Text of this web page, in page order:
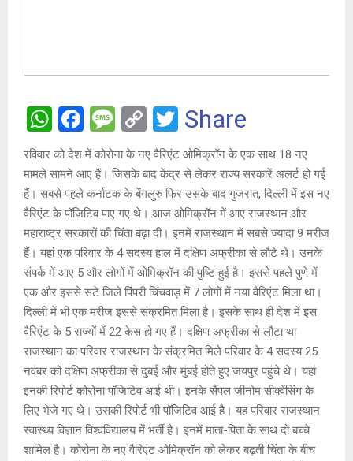
W
h
at
s
A
p
p
F
a
ce
b
o
o
k
M
es
s
a
g
e
C
o
py
Li
n
k
T
wi
tt
er
Share
रविवार को देश में कोरोना के नए वैरिएंट ओमिक्रॉन के एक साथ 18 नए
मामले सामने आए हैं। जिसके बाद केंद्र से लेकर राज्य सरकारें अलर्ट हो गई
हैं। सबसे पहले कर्नाटक के बेंगलुरु फिर उसके बाद गुजरात, दिल्ली में इस नए
वैरिएंट के पॉजिटिव पाए गए थे। आज ओमिक्रॉन में आए राजस्थान और
महाराष्ट्र सरकारों की चिंता बढ़ा दी। इनमें राजस्थान में सबसे ज्यादा 9 मरीज
हैं। यहां एक परिवार के 4 सदस्य हाल में दक्षिण अफ्रीका से लौटे थे। उनके
संपर्क में आए 5 और लोगों में ओमिक्रॉन की पुष्टि हुई है। इससे पहले पुणे में
एक और इससे सटे जिले पिंपरी चिंचवाड़ में 7 लोगों में नया वैरिएंट मिला था।
दिल्ली में भी एक मरीज इससे संक्रमित मिला है। इसके साथ ही देश में इस
वैरिएंट के 5 राज्यों में 22 केस हो गए हैं। दक्षिण अफ्रीका से लौटा था
राजस्थान का परिवार राजस्थान के संक्रमित मिले परिवार के 4 सदस्य 25
नवंबर को दक्षिण अफ्रीका से दुबई और मुंबई होते हुए जयपुर पहुंचे थे। यहां
इनकी रिपोर्ट कोरोना पॉजिटिव आई थी। इनके सैंपल जीनोम सीक्वेंसिंग के
लिए भेजे गए थे। उसकी रिपोर्ट भी पॉजिटिव आई है। यह परिवार राजस्थान
स्वास्थ्य विज्ञान विश्वविद्यालय में भर्ती है। इनमें माता-पिता के साथ दो बच्चे
शामिल है। कोरोना के नए वैरिएंट ओमिक्रॉन को लेकर बढ़ती चिंता के बीच